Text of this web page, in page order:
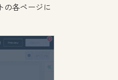
の各ページに